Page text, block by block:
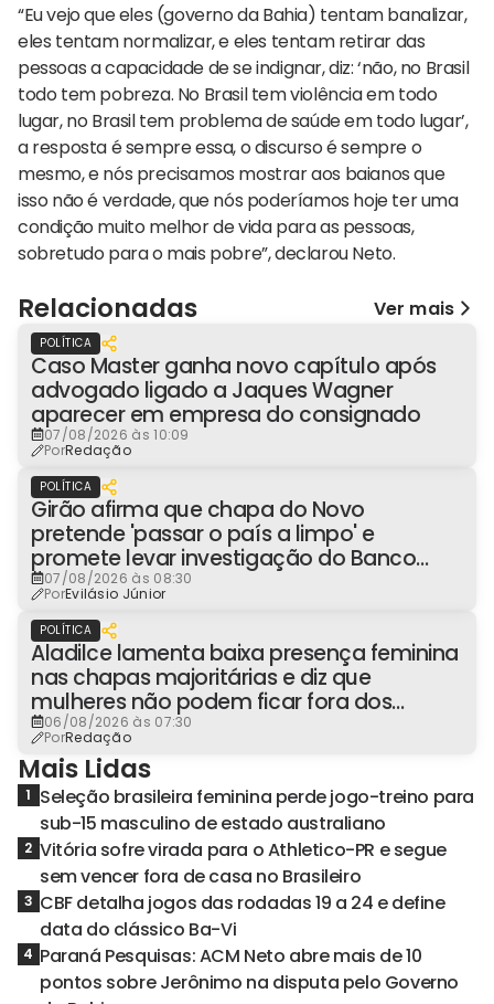
“Eu vejo que eles (governo da Bahia) tentam banalizar,
eles tentam normalizar, e eles tentam retirar das
pessoas a capacidade de se indignar, diz: ‘não, no Brasil
todo tem pobreza. No Brasil tem violência em todo
lugar, no Brasil tem problema de saúde em todo lugar’,
a resposta é sempre essa, o discurso é sempre o
mesmo, e nós precisamos mostrar aos baianos que
isso não é verdade, que nós poderíamos hoje ter uma
condição muito melhor de vida para as pessoas,
sobretudo para o mais pobre”, declarou Neto.
Relacionadas Ver mais
POLÍTICA
Caso Master ganha novo capítulo após
advogado ligado a Jaques Wagner
aparecer em empresa do consignado
07/08/2026 às 10:09
PorRedação
POLÍTICA
Girão afirma que chapa do Novo
pretende 'passar o país a limpo' e
promete levar investigação do Banco
Master à Presidência
07/08/2026 às 08:30
PorEvilásio Júnior
POLÍTICA
Aladilce lamenta baixa presença feminina
nas chapas majoritárias e diz que
mulheres não podem ficar fora dos
espaços de poder
06/08/2026 às 07:30
PorRedação
Mais Lidas
1 Seleção brasileira feminina perde jogo-treino para
sub-15 masculino de estado australiano
2 Vitória sofre virada para o Athletico-PR e segue
sem vencer fora de casa no Brasileiro
3 CBF detalha jogos das rodadas 19 a 24 e define
data do clássico Ba-Vi
4 Paraná Pesquisas: ACM Neto abre mais de 10
pontos sobre Jerônimo na disputa pelo Governo